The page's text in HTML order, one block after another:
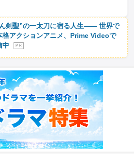
剣聖”の一太刀に宿る人生―― 世界で
格アクションアニメ、Prime Videoで
中
P R